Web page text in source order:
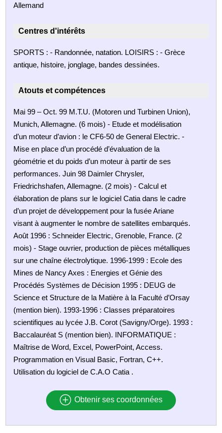
Allemand
Centres d'intérêts
SPORTS : - Randonnée, natation. LOISIRS : - Grèce
antique, histoire, jonglage, bandes dessinées.
Atouts et compétences
Mai 99 – Oct. 99 M.T.U. (Motoren und Turbinen Union),
Munich, Allemagne. (6 mois) - Etude et modélisation
d’un moteur d’avion : le CF6-50 de General Electric. -
Mise en place d’un procédé d’évaluation de la
géométrie et du poids d’un moteur à partir de ses
performances. Juin 98 Daimler Chrysler,
Friedrichshafen, Allemagne. (2 mois) - Calcul et
élaboration de plans sur le logiciel Catia dans le cadre
d’un projet de développement pour la fusée Ariane
visant à augmenter le nombre de satellites embarqués.
Août 1996 : Schneider Electric, Grenoble, France. (2
mois) - Stage ouvrier, production de pièces métalliques
sur une chaîne électrolytique. 1996-1999 : Ecole des
Mines de Nancy Axes : Energies et Génie des
Procédés Systèmes de Décision 1995 : DEUG de
Science et Structure de la Matière à la Faculté d’Orsay
(mention bien). 1993-1996 : Classes préparatoires
scientifiques au lycée J.B. Corot (Savigny/Orge). 1993 :
Baccalauréat S (mention bien). INFORMATIQUE :
Maîtrise de Word, Excel, PowerPoint, Access.
Programmation en Visual Basic, Fortran, C++.
Utilisation du logiciel de C.A.O Catia .
Obtenir ses coordonnées